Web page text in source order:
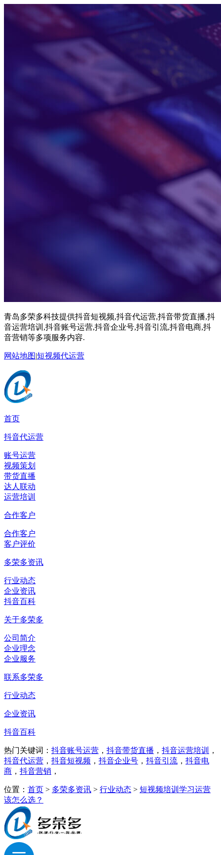
青岛多荣多科技提供抖音短视频,抖音代运营,抖音带货直播,抖
音运营培训,抖音账号运营,抖音企业号,抖音引流,抖音电商,抖
音营销等多项服务内容.
网站地图|短视频代运营
首页
抖音代运营
账号运营
视频策划
带货直播
达人联动
运营培训
合作客户
合作客户
客户评价
多荣多资讯
行业动态
企业资讯
抖音百科
关于多荣多
公司简介
企业理念
企业服务
联系多荣多
行业动态
企业资讯
抖音百科
热门关键词： 抖音账号运营 ， 抖音带货直播 ， 抖音运营培训
，
抖音代运营 ， 抖音短视频 ， 抖音企业号 ， 抖音引流 ， 抖音电
商 ， 抖音营销 ，
位置： 首页 > 多荣多资讯 > 行业动态 > 短视频培训学习运营
该怎么选？